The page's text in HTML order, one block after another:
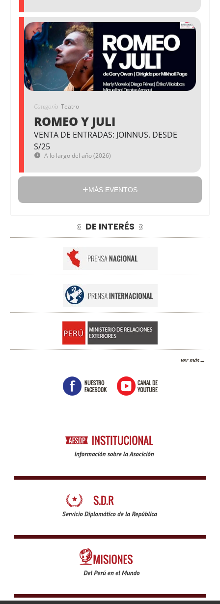
Categoría Teatro
ROMEO Y JULI
VENTA DE ENTRADAS: JOINNUS. DESDE
S/25
A lo largo del año (2026)
MÁS EVENTOS
DE INTERÉS
ver más